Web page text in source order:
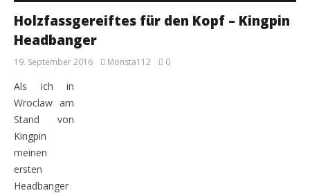
Holzfassgereiftes für den Kopf – Kingpin
Headbanger
19. September 2016 Monsta112 0
Als ich in
Wroclaw am
Stand von
Kingpin
meinen
ersten
Headbanger